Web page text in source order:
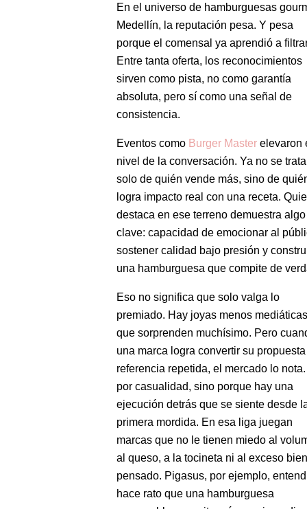
En el universo de hamburguesas
Medellín, la reputación pesa. Y pesa
porque el comensal ya aprendió a
Entre tanta oferta, los reconocimientos
sirven como pista, no como garantía
absoluta, pero sí como una señal de
consistencia.
Eventos como Burger Master elevaron
nivel de la conversación. Ya no se trata
solo de quién vende más, sino de
logra impacto real con una receta.
destaca en ese terreno demuestra algo
clave: capacidad de emocionar al
sostener calidad bajo presión y
una hamburguesa que compite de
Eso no significa que solo valga lo
premiado. Hay joyas menos mediáticas
que sorprenden muchísimo. Pero
una marca logra convertir su
referencia repetida, el mercado lo
por casualidad, sino porque hay una
ejecución detrás que se siente desde
primera mordida. En esa liga juegan
marcas que no le tienen miedo al
al queso, a la tocineta ni al exceso bien
pensado. Pigasus, por ejemplo,
hace rato que una hamburguesa